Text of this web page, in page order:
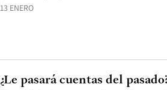
13 ENERO
¿Le pasará cuentas del